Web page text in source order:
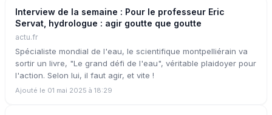
Interview de la semaine : Pour le professeur Eric
Servat, hydrologue : agir goutte que goutte
actu.fr
Spécialiste mondial de l'eau, le scientifique montpelliérain va
sortir un livre, "Le grand défi de l'eau", véritable plaidoyer pour
l'action. Selon lui, il faut agir, et vite !
Ajouté le 01 mai 2025 à 18:29